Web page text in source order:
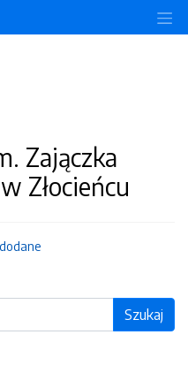
Zajączka
Złocieńcu
Szukaj